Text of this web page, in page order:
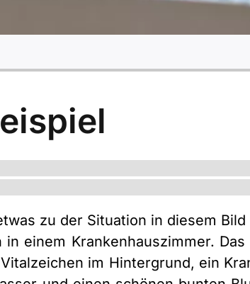
zu der Situation in diesem Bild
einem Krankenhauszimmer.
im Hintergrund, ein